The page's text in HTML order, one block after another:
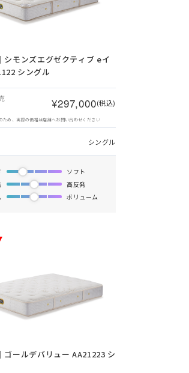
シモンズエグゼクティブ eイ
シングル
¥297,000(税込)
ため、実際の価格は店舗へお問い合わせください
シングル
ソフト
高反発
ボリューム
ゴールデバリュー AA21223 シ